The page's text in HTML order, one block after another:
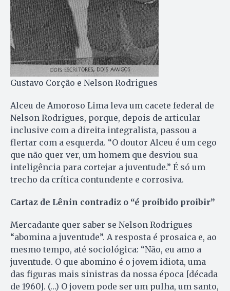
Gustavo Corção e Nelson Rodrigues
Alceu de Amoroso Lima leva um cacete federal de
Nelson Rodrigues, porque, depois de articular
inclusive com a direita integralista, passou a
flertar com a esquerda. “O doutor Alceu é um cego
que não quer ver, um homem que desviou sua
inteligência para cortejar a juventude.” É só um
trecho da crítica contundente e corrosiva.
Cartaz de Lênin contradiz o “é proibido proibir”
Mercadante quer saber se Nelson Rodrigues
“abomina a juventude”. A resposta é prosaica e, ao
mesmo tempo, até sociológica: “Não, eu amo a
juventude. O que abomino é o jovem idiota, uma
das figuras mais sinistras da nossa época [década
de 1960]. (…) O jovem pode ser um pulha, um santo,